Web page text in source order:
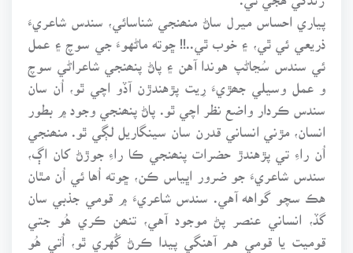
پياري احساس ميرل ساڻ منھنجي شناسائي، سندس شاعريءَ
ذريعي ئي ٿي، ۽ خوب ٿي..!! ڇوته ماڻهوءَ جي سوچ ۽ عمل
ئي سندس سُڃاڻپ هوندا آهن ۽ پاڻ پنھنجي شاعراڻي سوچ
و عمل وسيلي جھڙيءَ رِيت پڙهندڙن آڏو اچي ٿو، اُن سان
سندس ڪردار واضع نظر اچي ٿو. پاڻ پنھنجي وجود ۾ بطور
انسان، مڙني انساني قدرن سان سينگاريل لڳي ٿو. منھنجي
اُن راءِ تي پڙهندڙ حضرات پنھنجي ڪا راءِ جوڙڻ کان اڳ،
سندس شاعريءَ جو ضرور اڀياس ڪن، ڇوته اُها ئي اُن مٿان
هڪ سچو گواهه آهي. سندس شاعريءَ ۾ قومي جذبي سان
گڏ، انساني عنصر پڻ موجود آهي، تنھن ڪري هُو جتي
قوميت يا قومي هم آهنگي پيدا ڪرڻ گُهري ٿو، اُتي هُو